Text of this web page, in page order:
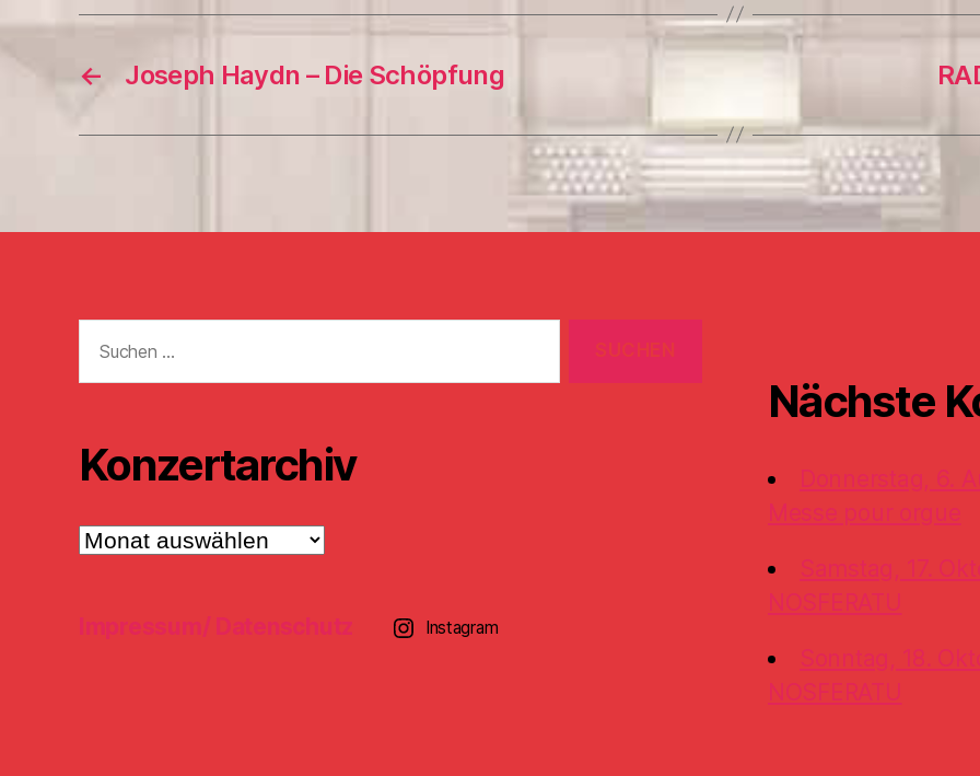
← Joseph Haydn – Die Schöpfung
nach:
Konzertarchiv
Konzertarchiv
Impressum/ Datenschutz Instagram
Nächste
Donnerstag, 6.
Messe pour orgue
Samstag, 17.
NOSFERATU
Sonntag, 18.
NOSFERATU